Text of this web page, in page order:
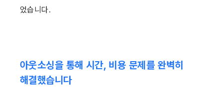
었습니다.
아웃소싱을 통해 시간, 비용 문제를 완벽히
해결했습니다